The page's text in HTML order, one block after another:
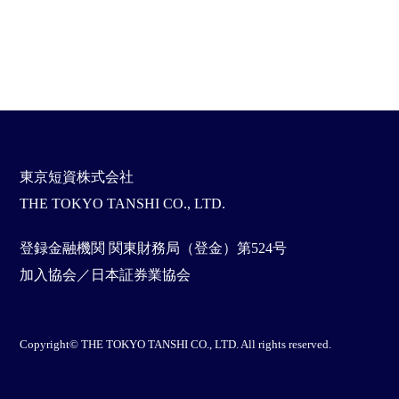
東京短資株式会社
THE TOKYO TANSHI CO., LTD.
登録金融機関 関東財務局（登金）第524号
加入協会／日本証券業協会
Copyright© THE TOKYO TANSHI CO., LTD. All rights reserved.